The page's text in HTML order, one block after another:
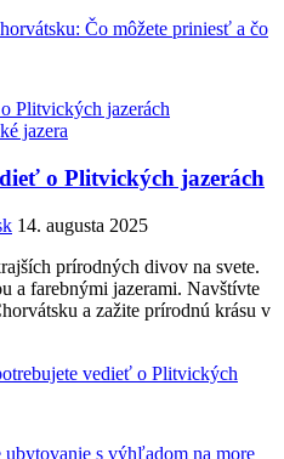
Čo môžete priniesť a čo
jazera
o Plitvických jazerách
14. augusta 2025
prírodných divov na svete.
a farebnými jazerami. Navštívte
a zažite prírodnú krásu v
vedieť o Plitvických